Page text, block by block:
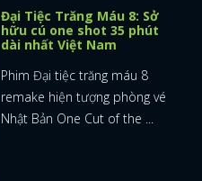
Đại Tiệc Trăng Máu 8: Sở
hữu cú one shot 35 phút
dài nhất Việt Nam
Phim Đại tiệc trăng máu 8
remake hiện tượng phòng vé
Nhật Bản One Cut of the ...